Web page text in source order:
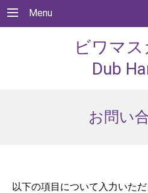
Menu
ビワマ
Dub
お問い
以下の項目について入力いた